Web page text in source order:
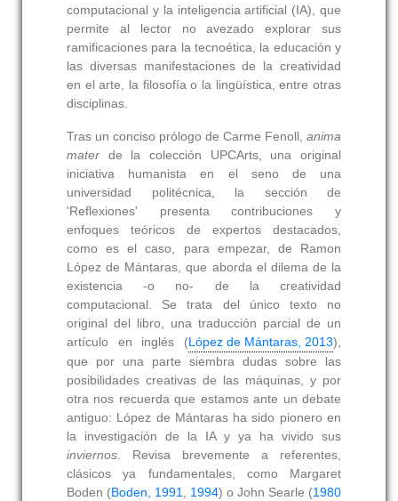
computacional y la inteligencia artificial (IA), que
permite al lector no avezado explorar sus
ramificaciones para la tecnoética, la educación y
las diversas manifestaciones de la creatividad
en el arte, la filosofía o la lingüística, entre otras
disciplinas.
Tras un conciso prólogo de Carme Fenoll,anima
mater de la colección UPCArts, una original
iniciativa humanista en el seno de una
universidad politécnica, la sección de
'Reflexiones' presenta contribuciones y
enfoques teóricos de expertos destacados,
como es el caso, para empezar, de Ramon
López de Mántaras, que aborda el dilema de la
existencia -o no- de la creatividad
computacional. Se trata del único texto no
original del libro, una traducción parcial de un
artículo en inglés (López de Mántaras, 2013),
que por una parte siembra dudas sobre las
posibilidades creativas de las máquinas, y por
otra nos recuerda que estamos ante un debate
antiguo: López de Mántaras ha sido pionero en
la investigación de la IA y ya ha vivido sus
inviernos. Revisa brevemente a referentes,
clásicos ya fundamentales, como Margaret
Boden (Boden, 1991, 1994) o John Searle (1980